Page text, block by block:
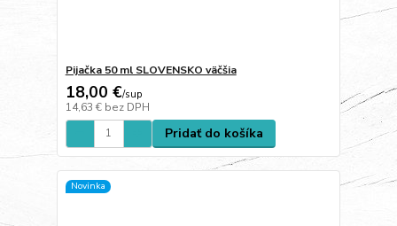
Pijačka 50 ml SLOVENSKO väčšia
18,00 €/sup
14,63 € bez DPH
Pridať do košíka
Novinka